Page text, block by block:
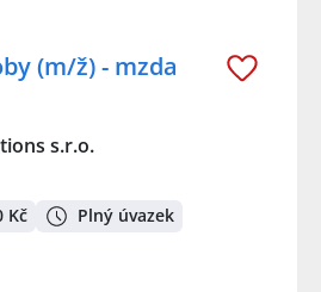
(m/ž) - mzda
s.r.o.
Kč Plný úvazek